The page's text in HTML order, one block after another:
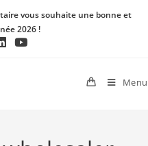
vous souhaite une bonne et
2026 !
Menu